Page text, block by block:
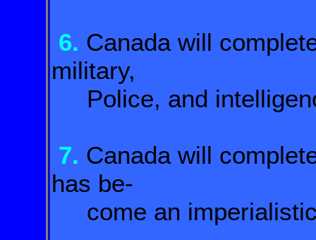
6. Canada will
military,
Police, and
7. Canada will
has be-
come an